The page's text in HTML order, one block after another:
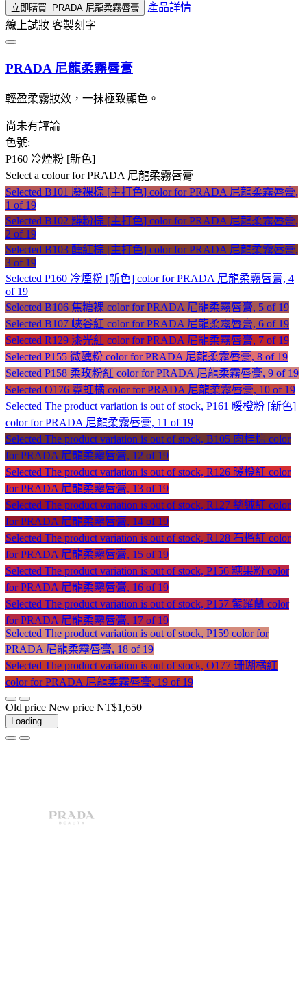
立即購買 PRADA 尼龍柔霧唇膏
產品詳情
線上試妝 客製刻字
PRADA 尼龍柔霧唇膏
輕盈柔霧妝效，一抹極致顯色。
尚未有評論
色號:
P160 冷煙粉 [新色]
Select a colourfor PRADA 尼龍柔霧唇膏
Selected B101 廢裸棕 [主打色] color for PRADA 尼龍柔霧唇膏,
1 of 19
Selected B102 髒粉棕 [主打色] color for PRADA 尼龍柔霧唇膏,
2 of 19
Selected B103 醺紅棕 [主打色] color for PRADA 尼龍柔霧唇膏,
3 of 19
Selected P160 冷煙粉 [新色] color for PRADA 尼龍柔霧唇膏, 4
of 19
Selected B106 焦糖裸 color for PRADA 尼龍柔霧唇膏, 5 of 19
Selected B107 峽谷紅 color for PRADA 尼龍柔霧唇膏, 6 of 19
Selected R129 漆光紅 color for PRADA 尼龍柔霧唇膏, 7 of 19
Selected P155 微醺粉 color for PRADA 尼龍柔霧唇膏, 8 of 19
Selected P158 柔玫粉紅 color for PRADA 尼龍柔霧唇膏, 9 of 19
Selected O176 霓虹橘 color for PRADA 尼龍柔霧唇膏, 10 of 19
Selected The product variation is out of stock, P161 暖橙粉 [新色]
color for PRADA 尼龍柔霧唇膏, 11 of 19
Selected The product variation is out of stock, B105 肉桂棕 color
for PRADA 尼龍柔霧唇膏, 12 of 19
Selected The product variation is out of stock, R126 暖橙紅 color
for PRADA 尼龍柔霧唇膏, 13 of 19
Selected The product variation is out of stock, R127 絲絨紅 color
for PRADA 尼龍柔霧唇膏, 14 of 19
Selected The product variation is out of stock, R128 石榴紅 color
for PRADA 尼龍柔霧唇膏, 15 of 19
Selected The product variation is out of stock, P156 糖果粉 color
for PRADA 尼龍柔霧唇膏, 16 of 19
Selected The product variation is out of stock, P157 紫羅蘭 color
for PRADA 尼龍柔霧唇膏, 17 of 19
Selected The product variation is out of stock, P159 color for
PRADA 尼龍柔霧唇膏, 18 of 19
Selected The product variation is out of stock, O177 珊瑚橘紅
color for PRADA 尼龍柔霧唇膏, 19 of 19
Old price New price NT$1,650
Loading ...